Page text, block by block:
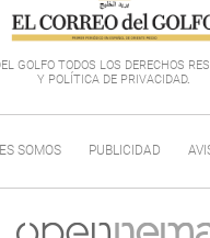
GOLFO TODOS LOS DERECHOS
Y POLÍTICA DE PRIVACIDAD.
SOMOS PUBLICIDAD